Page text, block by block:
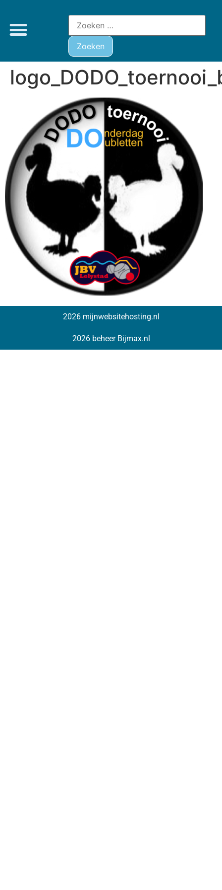
2026 mijnwebsitehosting.nl
2026 beheer Bijmax.nl